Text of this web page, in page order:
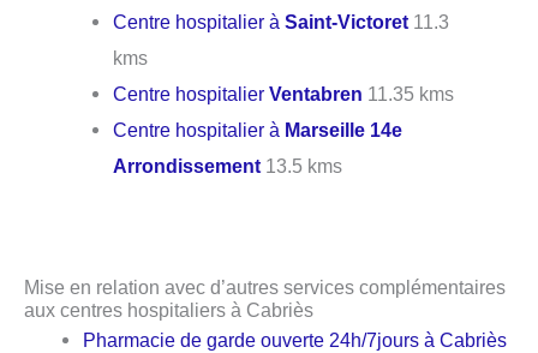
Centre hospitalier àSaint-Victoret 11.3
kms
Centre hospitalierVentabren 11.35 kms
Centre hospitalier à Marseille 14e
Arrondissement 13.5 kms
Mise en relation avec d’autres services complémentaires
aux centres hospitaliers à Cabriès
Pharmacie de garde ouverte 24h/7jours à Cabriès